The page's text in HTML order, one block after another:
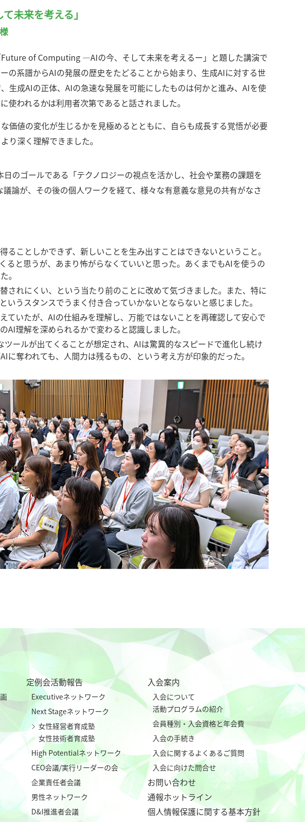
未来を考える」
of Computing ―AIの今、そして未来を考えるー」と題した講演で
の系譜からAIの発展の歴史をたどることから始まり、生成AIに対する世
生成AIの正体、AIの急速な発展を可能にしたものは何かと進み、AIを使
使われるかは利用者次第であると話されました。
価値の変化が生じるかを見極めるとともに、自らも成長する覚悟が必要
り深く理解できました。
のゴールである「テクノロジーの視点を活かし、社会や業務の課題を
論が、その後の個人ワークを経て、様々な有意義な意見の共有がなさ
ことしかできず、新しいことを生み出すことはできないということ。
ると思うが、あまり怖がらなくていいと思った。あくまでもAIを使うの
。
されにくい、という当たり前のことに改めて気づきました。また、特に
うスタンスでうまく付き合っていかないとならないと感じました。
ていたが、AIの仕組みを理解し、万能ではないことを再確認して安心で
AI理解を深められるかで変わると認識しました。
ールが出てくることが想定され、AIは驚異的なスピードで進化し続け
奪われても、人間力は残るもの、という考え方が印象的だった。
定例会活動報告
Executiveネットワーク
Next Stageネットワーク
女性経営者育成塾
女性技術者育成塾
High Potentialネットワーク
CEO会議/実行リーダーの会
企業責任者会議
男性ネットワーク
D&I推進者会議
入会案内
入会について
活動プログラムの紹介
会員種別・入会資格と年会費
入会の手続き
入会に関するよくあるご質問
入会に向けた問合せ
お問い合わせ
通報ホットライン
個人情報保護に関する基本方針